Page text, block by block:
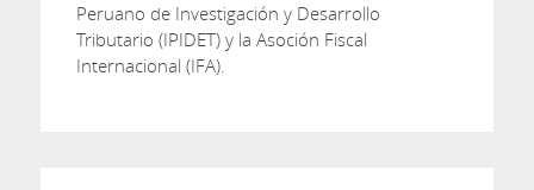
Peruano de Investigación y Desarrollo
Tributario (IPIDET) y la Asoción Fiscal
Internacional (IFA).